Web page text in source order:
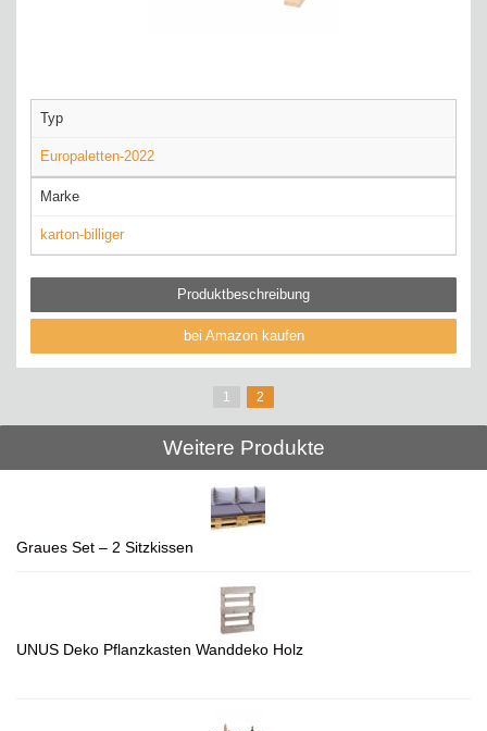
Typ
Europaletten-2022
Marke
karton-billiger
Produktbeschreibung
bei Amazon kaufen
1 2
Weitere Produkte
Graues Set – 2 Sitzkissen
UNUS Deko Pflanzkasten Wanddeko Holz